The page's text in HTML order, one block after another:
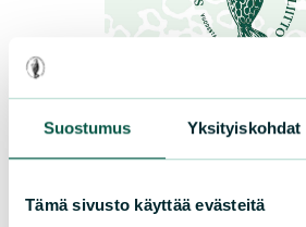
Suostumus Yksityiskohdat
Tämä sivusto käyttää evästeitä
UUTISET | 02.07.2021
Kesäapulainen hoitaa